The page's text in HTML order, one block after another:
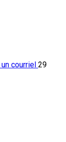
courriel 29